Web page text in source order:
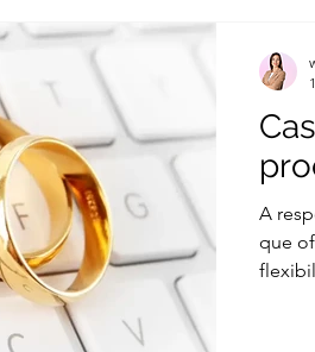
A
que